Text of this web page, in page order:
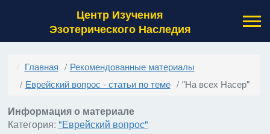
Центр Изучения
Эзотерического Наследия
Главная
Рекомендованные материалы
Еврейский вопрос - статьи по теме
"На всех Насер"
Информация о материале
Категория: "Еврейский вопрос"